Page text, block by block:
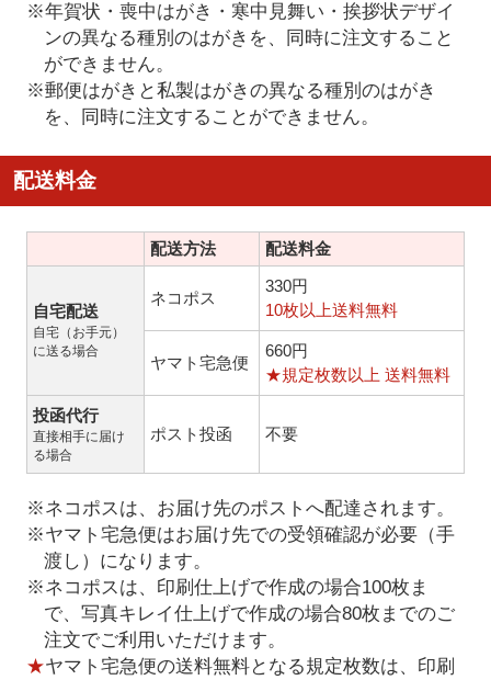
※年賀状・喪中はがき・寒中見舞い・挨拶状デザイ
ンの異なる種別のはがきを、同時に注文すること
ができません。
※郵便はがきと私製はがきの異なる種別のはがき
を、同時に注文することができません。
配送料金
配送方法 配送料金
自宅配送
自宅（お手元）
に送る場合
ネコポス
330円
10枚以上送料無料
ヤマト宅急便
660円
★規定枚数以上 送料無料
投函代行
直接相手に届け
る場合
ポスト投函 不要
※ネコポスは、お届け先のポストへ配達されます。
※ヤマト宅急便はお届け先での受領確認が必要（手
渡し）になります。
※ネコポスは、印刷仕上げで作成の場合100枚ま
で、写真キレイ仕上げで作成の場合80枚までのご
注文でご利用いただけます。
★ヤマト宅急便の送料無料となる規定枚数は、印刷